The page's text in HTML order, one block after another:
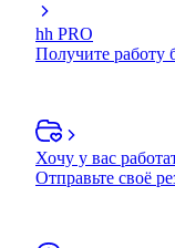
hh PRO
Получите работу
Хочу у вас
Отправьте своё